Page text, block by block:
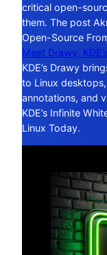
critical open-
them. The post
Open-Source
Meet Drawy,
KDE’s Drawy
to Linux
annotations, and
KDE’s Infinite
Linux Today.